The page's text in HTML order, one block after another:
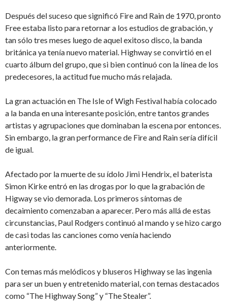
Después del suceso que significó Fire and Rain de 1970, pronto
Free estaba listo para retornar a los estudios de grabación, y
tan sólo tres meses luego de aquel exitoso disco, la banda
británica ya tenía nuevo material. Highway se convirtió en el
cuarto álbum del grupo, que si bien continuó con la línea de los
predecesores, la actitud fue mucho más relajada.
La gran actuación en The Isle of Wigh Festival había colocado
a la banda en una interesante posición, entre tantos grandes
artistas y agrupaciones que dominaban la escena por entonces.
Sin embargo, la gran performance de Fire and Rain sería difícil
de igual.
Afectado por la muerte de su ídolo Jimi Hendrix, el baterista
Simon Kirke entró en las drogas por lo que la grabación de
Higway se vio demorada. Los primeros síntomas de
decaimiento comenzaban a aparecer. Pero más allá de estas
circunstancias, Paul Rodgers continuó al mando y se hizo cargo
de casi todas las canciones como venía haciendo
anteriormente.
Con temas más melódicos y bluseros Highway se las ingenia
para ser un buen y entretenido material, con temas destacados
como “The Highway Song” y “The Stealer”.